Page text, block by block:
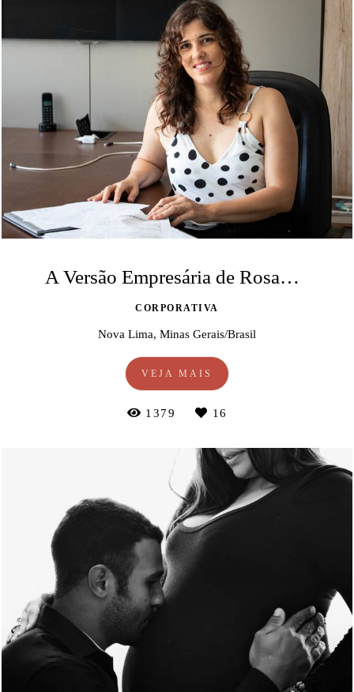
A Versão Empresária de Rosangela
CORPORATIVA
Nova Lima, Minas Gerais/Brasil
VEJA MAIS
1379 16